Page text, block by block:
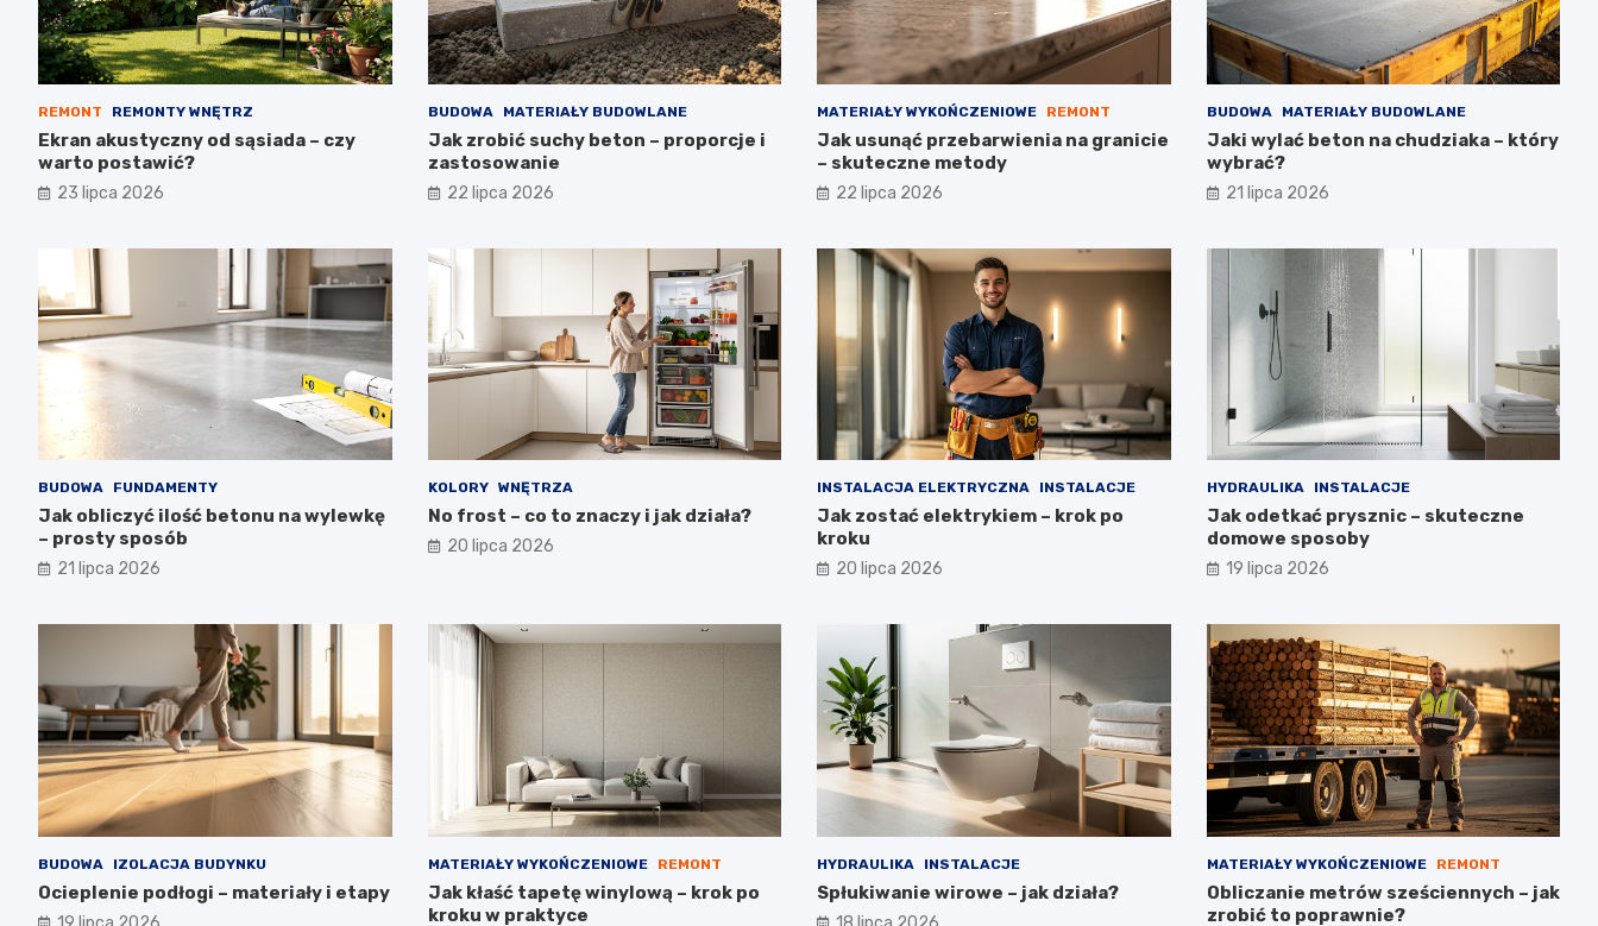
REMONT REMONTY WNĘTRZ
Ekran akustyczny od sąsiada – czy
warto postawić?
23 lipca 2026
BUDOWA MATERIAŁY BUDOWLANE
Jak zrobić suchy beton – proporcje i
zastosowanie
22 lipca 2026
MATERIAŁY WYKOŃCZENIOWE REMONT
Jak usunąć przebarwienia na granicie
– skuteczne metody
22 lipca 2026
BUDOWA MATERIAŁY BUDOWLANE
Jaki wylać beton na chudziaka – który
wybrać?
21 lipca 2026
BUDOWA FUNDAMENTY
Jak obliczyć ilość betonu na wylewkę
– prosty sposób
21 lipca 2026
KOLORY WNĘTRZA
No frost – co to znaczy i jak działa?
20 lipca 2026
INSTALACJA ELEKTRYCZNA INSTALACJE
Jak zostać elektrykiem – krok po
kroku
20 lipca 2026
HYDRAULIKA INSTALACJE
Jak odetkać prysznic – skuteczne
domowe sposoby
19 lipca 2026
BUDOWA IZOLACJA BUDYNKU
Ocieplenie podłogi – materiały i etapy
MATERIAŁY WYKOŃCZENIOWE REMONT
Jak kłaść tapetę winylową – krok po
kroku w praktyce
HYDRAULIKA INSTALACJE
Spłukiwanie wirowe – jak działa?
MATERIAŁY WYKOŃCZENIOWE REMONT
Obliczanie metrów sześciennych – jak
zrobić to poprawnie?